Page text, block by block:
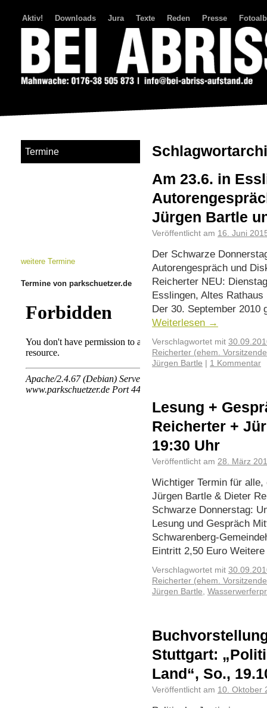
Aktiv! Downloads Jura Texte Reden Presse
Am 23.6. in
Jürgen Bartle
Veröffentlicht am 16. Juni
Der Schwarze
Autorengespräch und
Reicherter NEU:
Esslingen, Altes
Der 30. September
Weiterlesen →
Verschlagwortet mit
Reicherter (ehem.
Jürgen Bartle
1 Kommentar
Lesung +
Reicherter +
19:30 Uhr
Veröffentlicht am 28. März
Wichtiger Termin für
Jürgen Bartle & Dieter
Schwarze Donnerstag:
Lesung und Gespräch
Schwarenberg-
Eintritt 2,50 Euro
Verschlagwortet mit
Reicherter (ehem.
Jürgen Bartle,
Stuttgart:
Land“, So.,
Veröffentlicht am 10. Oktober
Termine
weitere Termine
Termine von parkschuetzer.de